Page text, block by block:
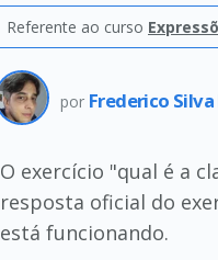
Referente ao curso
por Frederico
O exercício "qual é a
resposta oficial do
está funcionando.